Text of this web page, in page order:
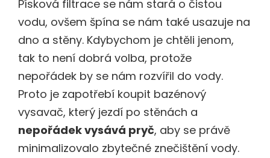
Písková filtrace se nám stará o čistou
vodu, ovšem špína se nám také usazuje na
dno a stěny. Kdybychom je chtěli jenom,
tak to není dobrá volba, protože
nepořádek by se nám rozvířil do vody.
Proto je zapotřebí koupit bazénový
vysavač, který jezdí po stěnách a
nepořádek vysává pryč, aby se právě
minimalizovalo zbytečné znečištění vody.